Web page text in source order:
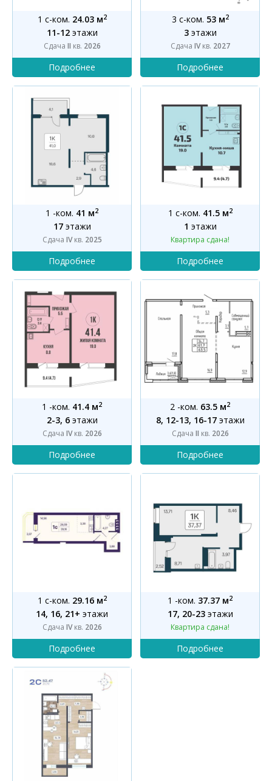
1 с-ком. 24.03 м2
11-12этажи
Сдача II кв. 2026
3 с-ком. 53 м2
3этажи
Сдача IVкв. 2027
1 -ком. 41 м2
17этажи
Сдача IVкв. 2025
1 с-ком. 41.5 м2
1 этажи
Квартира сдана!
1 -ком. 41.4 м2
2-3, 6этажи
Сдача IVкв. 2026
2 -ком. 63.5 м2
8, 12-13, 16-17этажи
Сдача II кв. 2026
1 с-ком. 29.16 м2
14, 16, 21+ этажи
Сдача IVкв. 2026
1 -ком. 37.37 м2
17, 20-23этажи
Квартира сдана!